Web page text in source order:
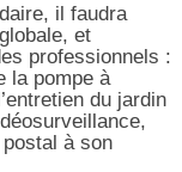
il faudra
et
professionnels :
la pompe à
du jardin
à son